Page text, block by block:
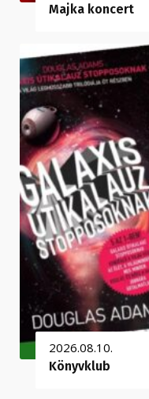
Majka koncert
2026.08.10.
Könyvklub